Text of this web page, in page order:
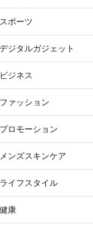
スポーツ
デジタルガジェット
ビジネス
ファッション
プロモーション
メンズスキンケア
ライフスタイル
健康